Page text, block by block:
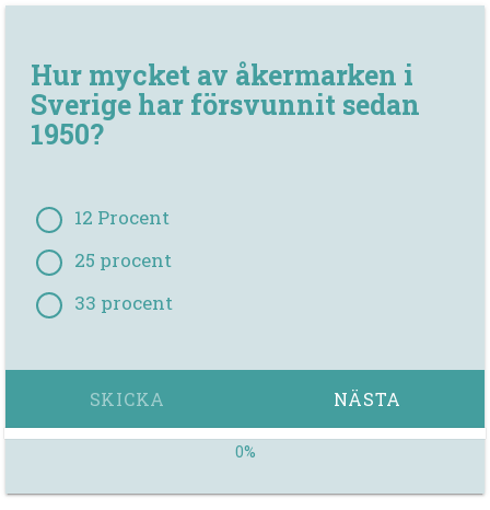
Hur mycket av åkermarken i
Sverige har försvunnit sedan
1950?
12 Procent
25 procent
33 procent
SKICKA NÄSTA
0%